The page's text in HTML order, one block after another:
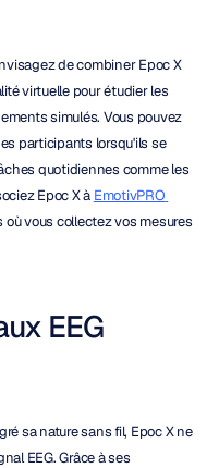
de combiner Epoc X
virtuelle pour étudier les
simulés. Vous pouvez
participants lorsqu'ils se
quotidiennes comme les
Epoc X à EmotivPRO
vous collectez vos mesures
EEG
sa nature sans fil, Epoc X ne
EEG. Grâce à ses